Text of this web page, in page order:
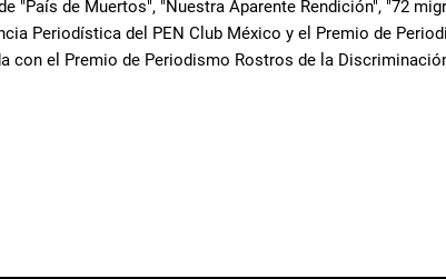
de Muertos", "Nuestra Aparente Rendición", "72
Periodística del PEN Club México y el Premio de
con el Premio de Periodismo Rostros de la